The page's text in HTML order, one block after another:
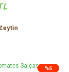
%6